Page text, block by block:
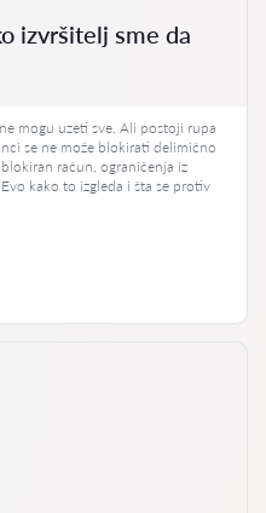
izvršitelj sme da
mogu uzeti sve. Ali postoji rupa
se ne može blokirati delimično
račun, ograničenja iz
kako to izgleda i šta se protiv